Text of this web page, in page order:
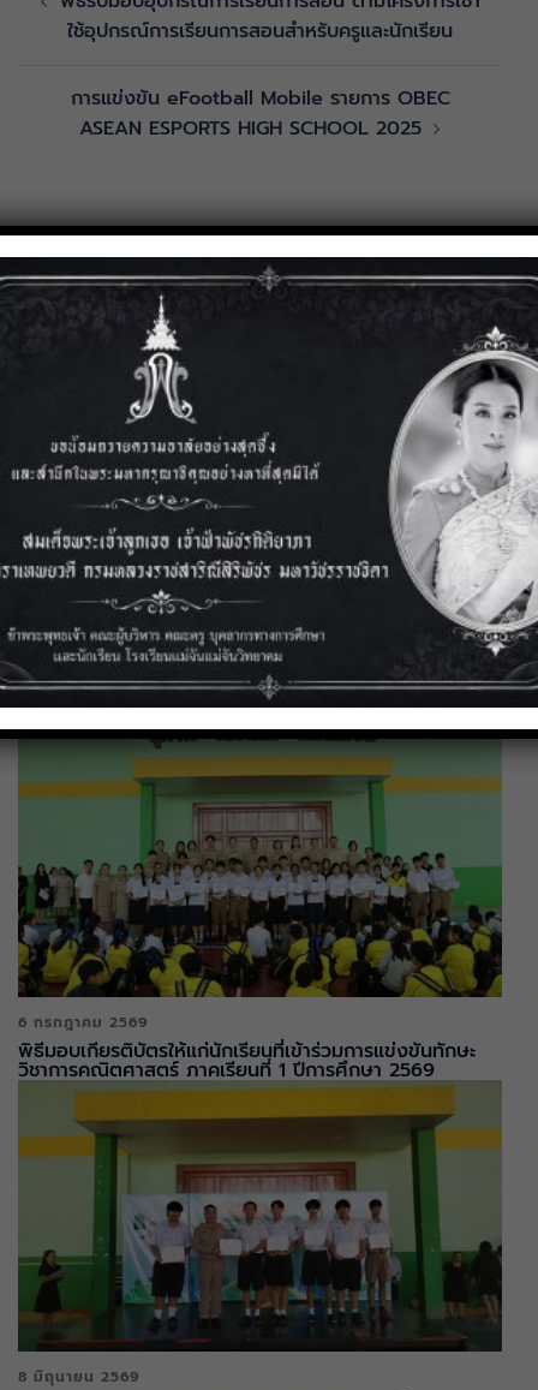
ใช้อุปกรณ์การเรียนการสอนสำหรับครูและนักเรียน
การแข่งขัน eFootball Mobile รายการ OBEC
ASEAN ESPORTS HIGH SCHOOL 2025
You might also like:
3 สิงหาคม 2569
การแข่งขันคณิตคิดเร็ว ระดับประเทศ ประจำปี 2569
6 กรกฎาคม 2569
พิธีมอบเกียรติบัตรให้แก่นักเรียนที่เข้าร่วมการแข่งขันทักษะ
วิชาการคณิตศาสตร์ ภาคเรียนที่ 1 ปีการศึกษา 2569
8 มิถุนายน 2569